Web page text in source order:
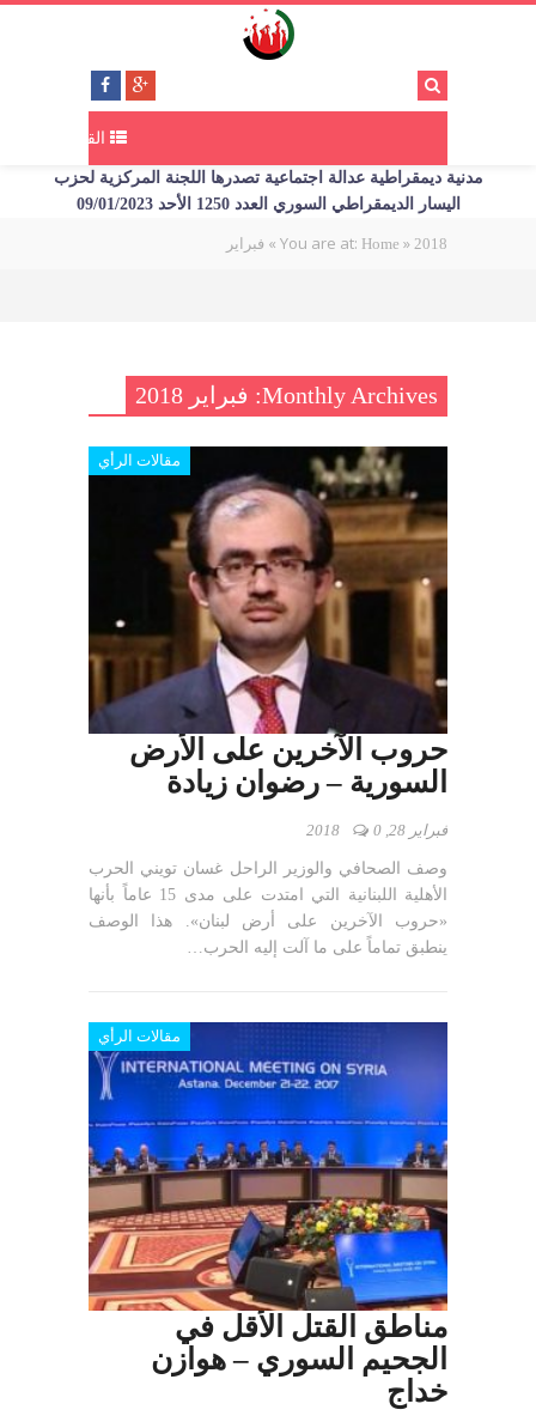
القائمة
مدنية ديمقراطية عدالة اجتماعية تصدرها اللجنة المركزية لحزب
اليسار الديمقراطي السوري العدد 1250 الأحد 09/01/2023
You are at: Home » 2018
» فبراير
Monthly Archives: فبراير 2018
مقالات الرأي
حروب الآخرين على الأرض
السورية – رضوان زيادة
فبراير 28, 2018 0
وصف الصحافي والوزير الراحل غسان تويني الحرب
الأهلية اللبنانية التي امتدت على مدى 15 عاماً بأنها
«حروب الآخرين على أرض لبنان». هذا الوصف
ينطبق تماماً على ما آلت إليه الحرب…
مقالات الرأي
مناطق القتل الأقل في
الجحيم السوري – هوازن
خداج